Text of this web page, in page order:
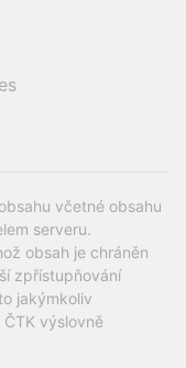
včetné obsahu
serveru.
obsah je chráněn
zpřístupňování
jakýmkoliv
výslovně